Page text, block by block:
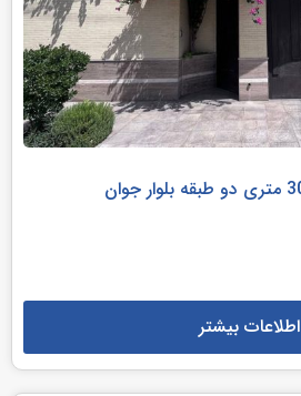
فروش منزل مسکونی 300 متری دو طبقه بلوار جوان
اطلاعات بیشتر